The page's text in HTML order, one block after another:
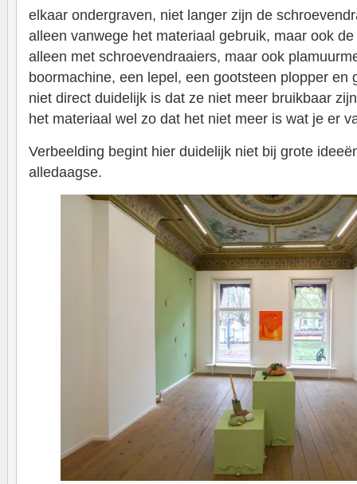
elkaar ondergraven, niet langer zijn de
alleen vanwege het materiaal gebruik, maar ook
alleen met schroevendraaiers, maar ook
boormachine, een lepel, een gootsteen plopper en
niet direct duidelijk is dat ze niet meer bruikbaar
het materiaal wel zo dat het niet meer is wat je er
Verbeelding begint hier duidelijk niet bij grote
alledaagse.